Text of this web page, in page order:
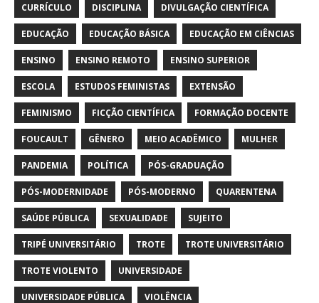
CURRÍCULO DISCIPLINA DIVULGAÇÃO CIENTÍFICA
EDUCAÇÃO EDUCAÇÃO BÁSICA EDUCAÇÃO EM CIÊNCIAS
ENSINO ENSINO REMOTO ENSINO SUPERIOR
ESCOLA ESTUDOS FEMINISTAS EXTENSÃO
FEMINISMO FICÇÃO CIENTÍFICA FORMAÇÃO DOCENTE
FOUCAULT GÊNERO MEIO ACADÊMICO MULHER
PANDEMIA POLÍTICA PÓS-GRADUAÇÃO
PÓS-MODERNIDADE PÓS-MODERNO QUARENTENA
SAÚDE PÚBLICA SEXUALIDADE SUJEITO
TRIPÉ UNIVERSITÁRIO TROTE TROTE UNIVERSITÁRIO
TROTE VIOLENTO UNIVERSIDADE
UNIVERSIDADE PÚBLICA VIOLÊNCIA